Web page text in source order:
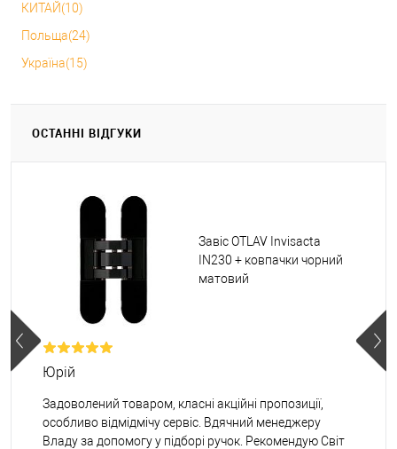
КИТАЙ(10)
Польща(24)
Україна(15)
ОСТАННІ ВІДГУКИ
Завіс OTLAV Invisacta
IN230 + ковпачки чорний
матовий
Юрій
Задоволений товаром, класні акційні пропозиції,
особливо відмідмічу сервіс. Вдячний менеджеру
Владу за допомогу у підборі ручок. Рекомендую Світ